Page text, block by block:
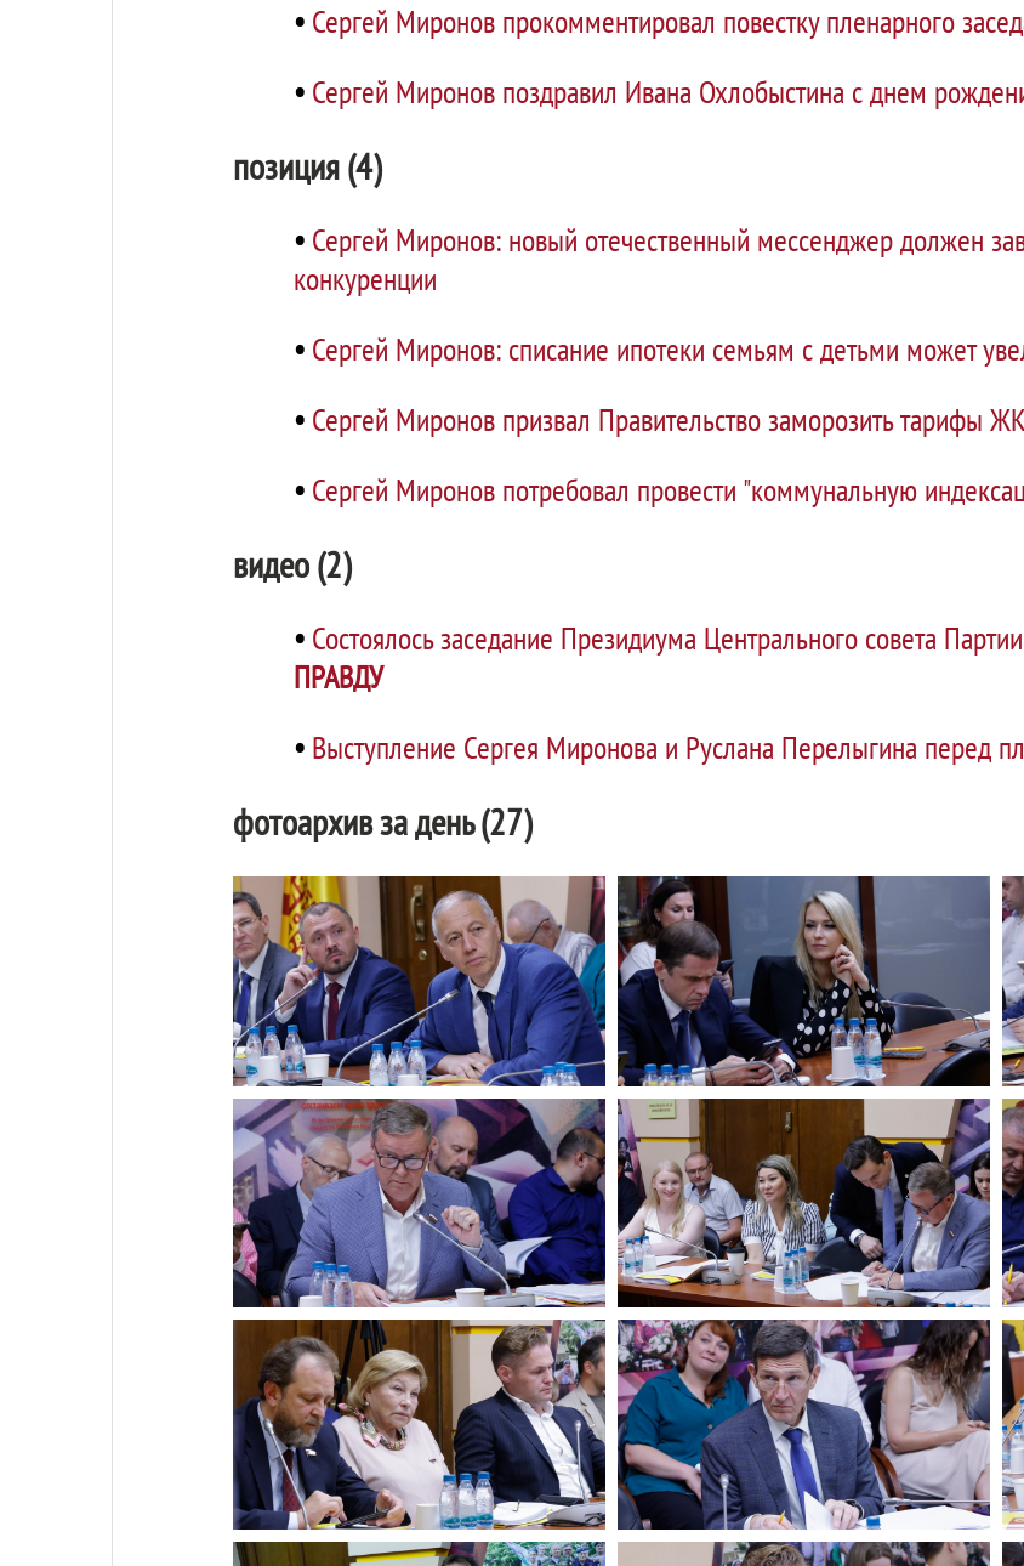
• Сергей Миронов прокомментировал повестку пленарного
• Сергей Миронов поздравил Ивана Охлобыстина с днем
позиция (4)
• Сергей Миронов: новый отечественный мессенджер должен
конкуренции
• Сергей Миронов: списание ипотеки семьям с детьми может
• Сергей Миронов призвал Правительство заморозить тарифы
• Сергей Миронов потребовал провести "коммунальную
видео (2)
• Состоялось заседание Президиума Центрального совета Партии
ПРАВДУ
• Выступление Сергея Миронова и Руслана Перелыгина перед
фотоархив за день (27)